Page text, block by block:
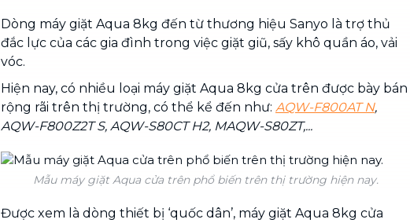
Dòng máy giặt Aqua 8kg đến từ thương hiệu Sanyo là trợ thủ
đắc lực của các gia đình trong việc giặt giũ, sấy khô quần áo, vải
vóc.
Hiện nay, có nhiều loại máy giặt Aqua 8kg cửa trên được bày bán
rộng rãi trên thị trường, có thể kể đến như: AQW-F800AT N,
AQW-F800Z2T S, AQW-S80CT H2, MAQW-S80ZT,...
Mẫu máy giặt Aqua cửa trên phổ biến trên thị trường hiện nay.
Được xem là dòng thiết bị ‘quốc dân’, máy giặt Aqua 8kg cửa